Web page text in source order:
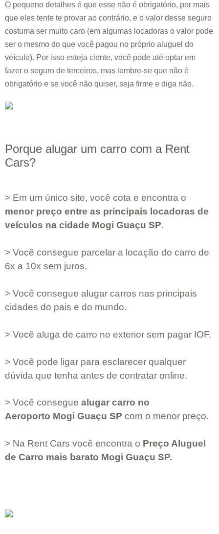
O pequeno detalhes é que esse não é obrigatório, por mais
que eles tente te provar ao contrário, e o valor desse seguro
costuma ser muito caro (em algumas locadoras o valor pode
ser o mesmo do que você pagou no próprio aluguel do
veículo). Por isso esteja ciente, você pode até optar em
fazer o seguro de terceiros, mas lembre-se que não é
obrigatório e se você não quiser, seja firme e diga não.
Porque alugar um carro com a Rent
Cars?
> Em um único site, você cota e encontra o
menor preço entre as principais locadoras de
veículos na cidade Mogi Guaçu SP.
> Você consegue parcelar a locação do carro de
6x a 10x sem juros.
> Você consegue alugar carros nas principais
cidades do pais e do mundo.
> Você aluga de carro no exterior sem pagar IOF.
> Você pode ligar para esclarecer qualquer
dúvida que tenha antes de contratar online.
> Você consegue alugar carro no
Aeroporto Mogi Guaçu SP com o menor preço.
> Na Rent Cars você encontra o Preço Aluguel
de Carro mais barato Mogi Guaçu SP.